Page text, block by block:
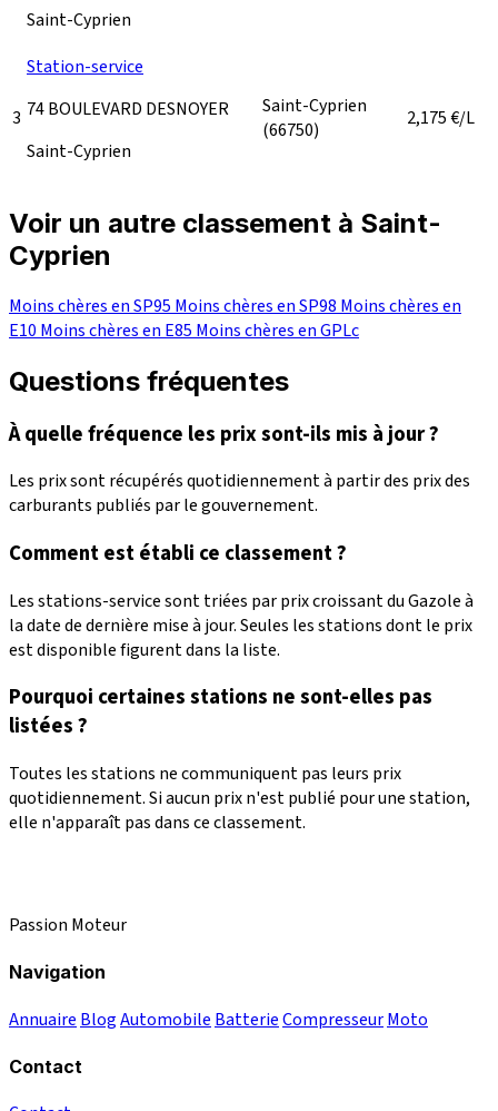
Saint-Cyprien
3
Station-service
74 BOULEVARD DESNOYER
Saint-Cyprien
Saint-Cyprien
(66750)
2,175€/L
Voir un autre classement à Saint-
Cyprien
Moins chères en SP95 Moins chères en SP98 Moins chères en
E10 Moins chères en E85 Moins chères en GPLc
Questions fréquentes
À quelle fréquence les prix sont-ils mis à jour ?
Les prix sont récupérés quotidiennement à partir des prix des
carburants publiés par le gouvernement.
Comment est établi ce classement ?
Les stations-service sont triées par prix croissant du Gazole à
la date de dernière mise à jour. Seules les stations dont le prix
est disponible figurent dans la liste.
Pourquoi certaines stations ne sont-elles pas
listées ?
Toutes les stations ne communiquent pas leurs prix
quotidiennement. Si aucun prix n'est publié pour une station,
elle n'apparaît pas dans ce classement.
Passion Moteur
Navigation
Annuaire BlogAutomobile BatterieCompresseurMoto
Contact